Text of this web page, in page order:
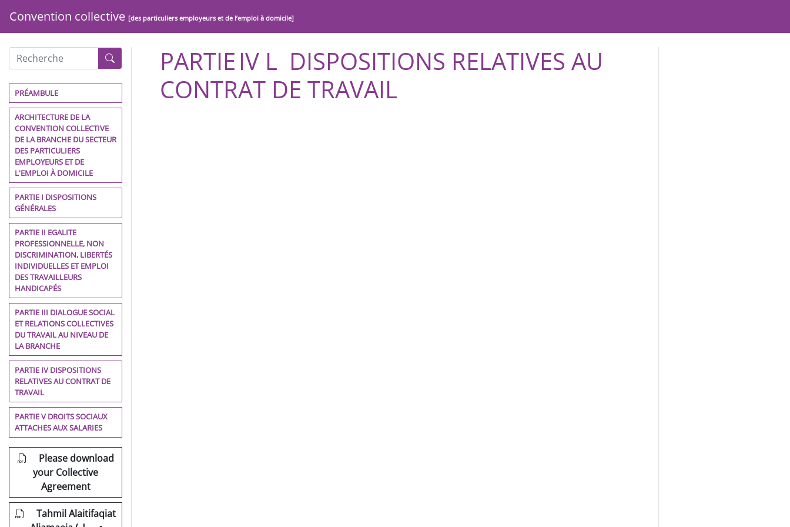
Convention collective [des particuliers employeurs et de l’emploi à domicile]
PRÉAMBULE
ARCHITECTURE DE LA
CONVENTION COLLECTIVE
DE LA BRANCHE DU SECTEUR
DES PARTICULIERS
EMPLOYEURS ET DE
L'EMPLOI À DOMICILE
PARTIE I DISPOSITIONS
GÉNÉRALES
PARTIE II EGALITE
PROFESSIONNELLE, NON
DISCRIMINATION, LIBERTÉS
INDIVIDUELLES ET EMPLOI
DES TRAVAILLEURS
HANDICAPÉS
PARTIE III DIALOGUE SOCIAL
ET RELATIONS COLLECTIVES
DU TRAVAIL AU NIVEAU DE
LA BRANCHE
PARTIE IV DISPOSITIONS
RELATIVES AU CONTRAT DE
TRAVAIL
PARTIE V DROITS SOCIAUX
ATTACHES AUX SALARIES
Please download
your Collective
Agreement
Tahmil Alaitifaqiat
PARTIE IV L DISPOSITIONS RELATIVES AU
CONTRAT DE TRAVAIL